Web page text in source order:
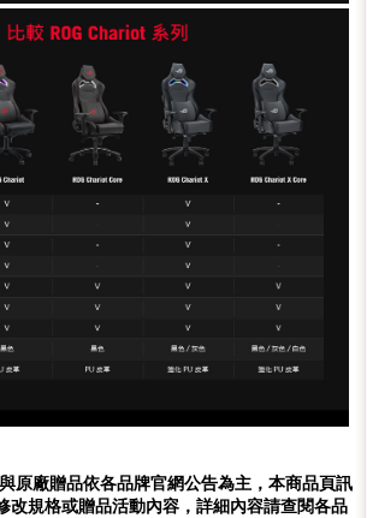
原廠贈品依各品牌官網公告為主，本商品頁訊
改規格或贈品活動內容，詳細內容請查閱各品